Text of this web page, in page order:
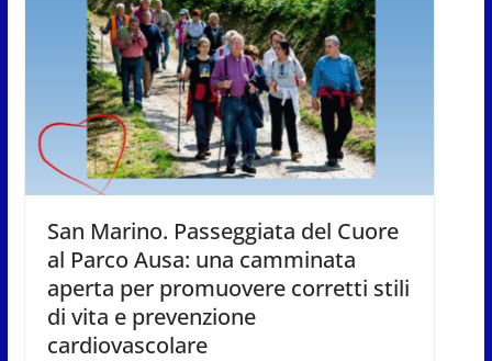
San Marino. Passeggiata del Cuore
al Parco Ausa: una camminata
aperta per promuovere corretti stili
di vita e prevenzione
cardiovascolare